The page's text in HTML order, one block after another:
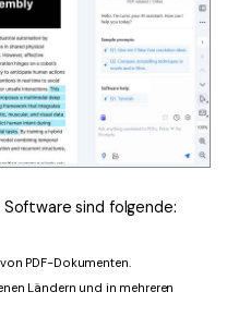
sind folgende:
PDF-Dokumenten.
Ländern und in mehreren